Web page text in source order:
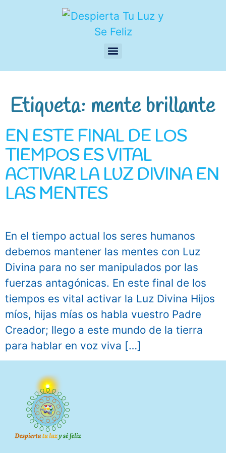
Etiqueta: mente brillante
EN ESTE FINAL DE LOS
TIEMPOS ES VITAL
ACTIVAR LA LUZ DIVINA EN
LAS MENTES
En el tiempo actual los seres humanos
debemos mantener las mentes con Luz
Divina para no ser manipulados por las
fuerzas antagónicas. En este final de los
tiempos es vital activar la Luz Divina Hijos
míos, hijas mías os habla vuestro Padre
Creador; llego a este mundo de la tierra
para hablar en voz viva […]